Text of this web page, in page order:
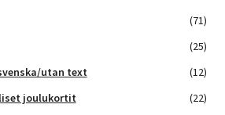
(71)
(25)
utan text
(12)
joulukortit
(22)